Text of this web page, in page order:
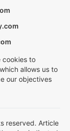
cookies to
allows us to
our objectives
reserved. Article